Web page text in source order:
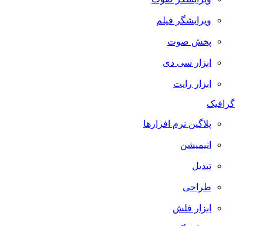
ویرایشگر فیلم
پخش صوت
ابزار سی دی
ابزار رایت
گرافیک
پلاگین نرم افزارها
انیمیشن
تبدیل
طراحی
ابزار فلش